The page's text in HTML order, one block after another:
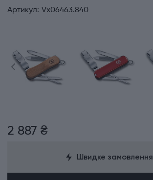
Артикул: Vx06463.840
2 887 ₴
Швидке замовлення